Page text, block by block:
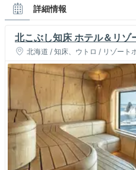
詳細情報
北こぶし知床 ホテル＆リゾ
北海道 / 知床、ウトロ / リゾート